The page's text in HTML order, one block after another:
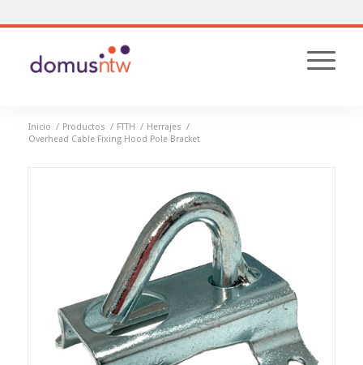
Inicio / Productos / FTTH / Herrajes /
Overhead Cable Fixing Hood Pole Bracket